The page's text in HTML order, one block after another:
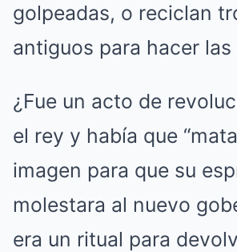
golpeadas, o reciclan
antiguos para hacer las
¿Fue un acto de
el rey y había que
imagen para que su
molestara al nuevo
era un ritual para